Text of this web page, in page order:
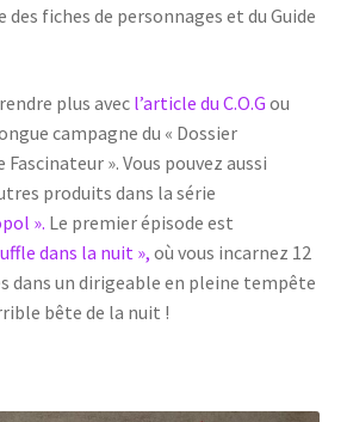
des fiches de personnages et du Guide
plus avec l’article du C.O.G ou
campagne du « Dossier
». Vous pouvez aussi
produits dans la série
». Le premier épisode est
dans la nuit », où vous incarnez 12
dans un dirigeable en pleine tempête
bête de la nuit !